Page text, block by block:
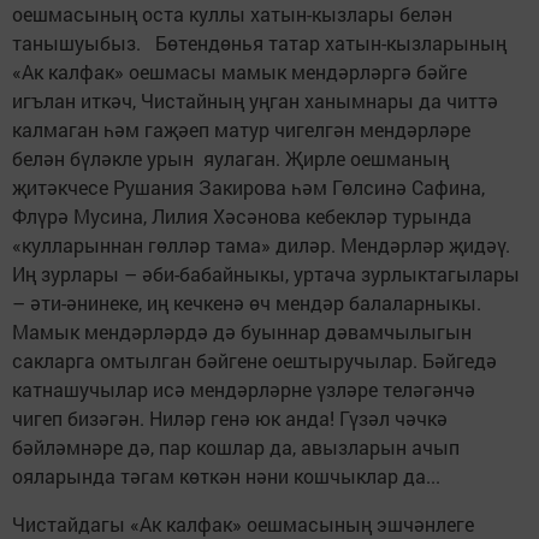
оешмасының оста куллы хатын-кызлары белән
танышуыбыз. Бөтендөнья татар хатын-кызларының
«Ак калфак» оешмасы мамык мендәрләргә бәйге
игълан иткәч, Чистайның уңган ханымнары да читтә
калмаган һәм гаҗәеп матур чигелгән мендәрләре
белән бүләкле урын яулаган. Җирле оешманың
җитәкчесе Рушания Закирова һәм Гөлсинә Сафина,
Флүрә Мусина, Лилия Хәсәнова кебекләр турында
«кулларыннан гөлләр тама» диләр. Мендәрләр җидәү.
Иң зурлары – әби-бабайныкы, уртача зурлыктагылары
– әти-әнинеке, иң кечкенә өч мендәр балаларныкы.
Мамык мендәрләрдә дә буыннар дәвамчылыгын
сакларга омтылган бәйгене оештыручылар. Бәйгедә
катнашучылар исә мендәрләрне үзләре теләгәнчә
чигеп бизәгән. Ниләр генә юк анда! Гүзәл чәчкә
бәйләмнәре дә, пар кошлар да, авызларын ачып
ояларында тәгам көткән нәни кошчыклар да...
Чистайдагы «Ак калфак» оешмасының эшчәнлеге